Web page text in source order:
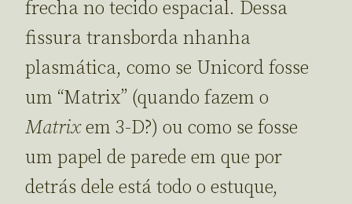
frecha no tecido espacial. Dessa
fissura transborda nhanha
plasmática, como se Unicord fosse
um “Matrix” (quando fazem o
Matrixem 3-D?) ou como se fosse
um papel de parede em que por
detrás dele está todo o estuque,